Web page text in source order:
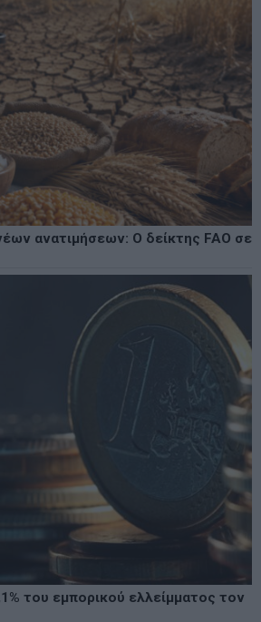
ανατιμήσεων: Ο δείκτης FAO σε
του εμπορικού ελλείμματος τον